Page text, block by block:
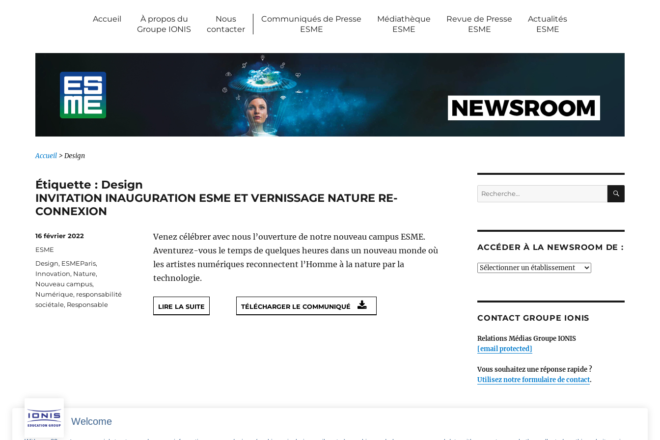
Accueil
À propos du
Groupe IONIS
Nous
contacter
Communiqués de Presse
ESME
Médiathèque
ESME
Revue de Presse
ESME
Actualités
ESME
Accueil > Design
Étiquette : Design
INVITATION INAUGURATION ESME ET VERNISSAGE NATURE RE-
CONNEXION
Venez célébrer avec nous l’ouverture de notre nouveau campus ESME.
Aventurez-vous le temps de quelques heures dans un nouveau monde où
les artistes numériques reconnectent l’Homme à la nature par la
technologie.
LIRE LA SUITE TÉLÉCHARGER LE COMMUNIQUÉ
Publié
16 février 2022
Catégories
ESME
Étiquettes
Design, ESMEParis,
Innovation, Nature,
Nouveau campus,
Numérique, responsabilité
sociétale, Responsable
Recherche
pour :
ACCÉDER À LA NEWSROOM DE :
Accéder
:CONTACT GROUPE IONIS
Relations Médias Groupe IONIS
[email protected]
Vous souhaitez une réponse rapide ?
Utilisez notre formulaire de contact.
Welcome